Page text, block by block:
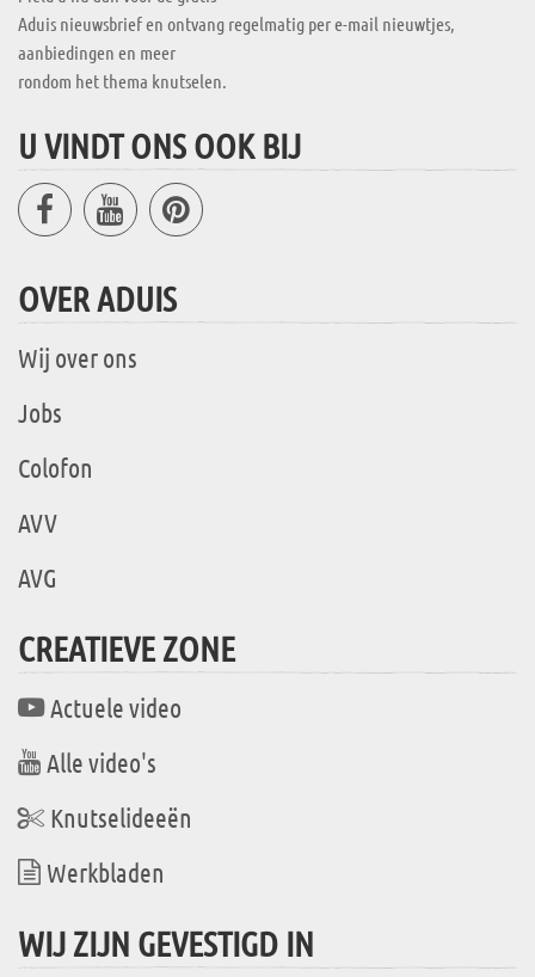
Aduis nieuwsbrief en ontvang regelmatig per e-mail nieuwtjes,
aanbiedingen en meer
rondom het thema knutselen.
U VINDT ONS OOK BIJ
OVER ADUIS
Wij over ons
Jobs
Colofon
AVV
AVG
CREATIEVE ZONE
Actuele video
Alle video's
Knutselideeën
Werkbladen
WIJ ZIJN GEVESTIGD IN